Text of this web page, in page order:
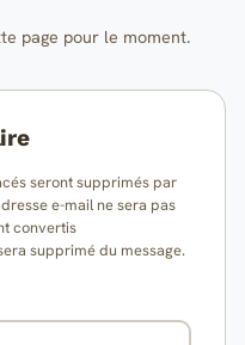
page pour le moment.
seront supprimés par
e-mail ne sera pas
convertis
supprimé du message.